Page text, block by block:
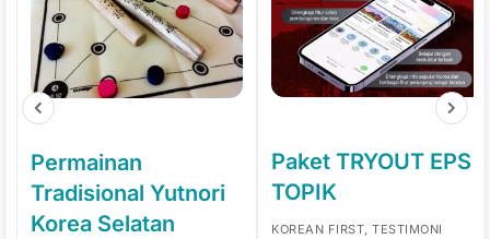
Permainan
Tradisional Yutnori
Korea Selatan
Paket TRYOUT EPS
TOPIK
KOREAN FIRST, TESTIMONI